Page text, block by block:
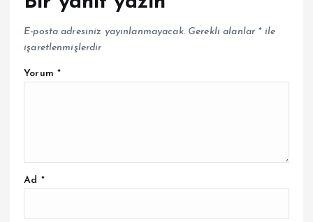
E-posta adresiniz yayınlanmayacak. Gerekli alanlar *ile
işaretlenmişlerdir
Yorum *
Ad *